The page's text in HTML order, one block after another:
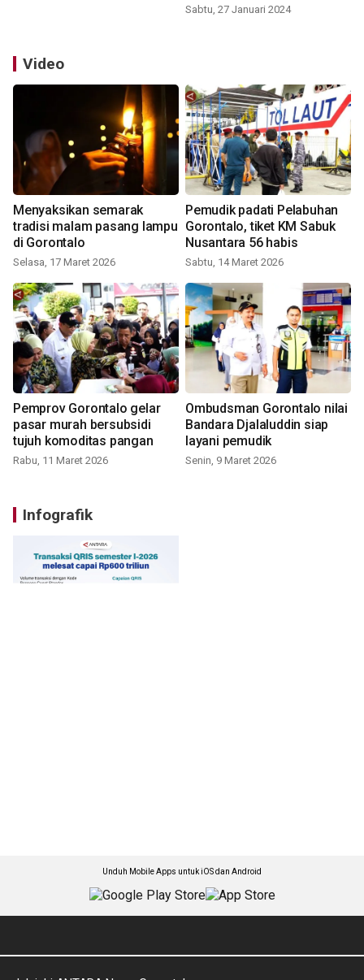
Sabtu, 27 Januari 2024
Video
Menyaksikan semarak
tradisi malam pasang lampu
di Gorontalo
Selasa, 17 Maret 2026
Pemudik padati Pelabuhan
Gorontalo, tiket KM Sabuk
Nusantara 56 habis
Sabtu, 14 Maret 2026
Pemprov Gorontalo gelar
pasar murah bersubsidi
tujuh komoditas pangan
Rabu, 11 Maret 2026
Ombudsman Gorontalo nilai
Bandara Djalaluddin siap
layani pemudik
Senin, 9 Maret 2026
Infografik
Unduh Mobile Apps untuk iOS dan Android